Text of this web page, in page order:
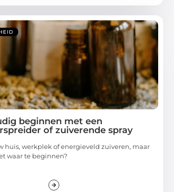
beginnen met een
of zuiverende spray
huis, werkplek of energieveld zuiveren, maar
waar te beginnen?